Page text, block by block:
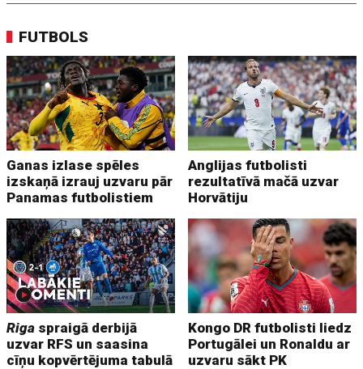
FUTBOLS
Ganas izlase spēles
izskaņā izrauj uzvaru pār
Panamas futbolistiem
Anglijas futbolisti
rezultatīvā mačā uzvar
Horvātiju
Riga spraigā derbijā
uzvar RFS un saasina
cīņu kopvērtējuma tabulā
Kongo DR futbolisti liedz
Portugālei un Ronaldu ar
uzvaru sākt PK